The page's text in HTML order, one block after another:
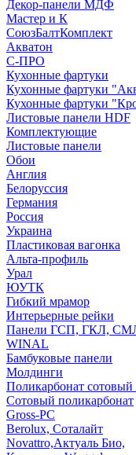
Декор-панели МДФ
Мастер и К
СоюзБалтКомплект
Акватон
С-ПРО
Кухонные фартуки
Кухонные фартуки
Кухонные фартуки
Листовые панели HDF
Комплектующие
Листовые панели
Обои
Англия
Белоруссия
Германия
Россия
Украина
Пластиковая вагонка
Альта-профиль
Урал
ЮУТК
Гибкий мрамор
Интерьерные рейки
Панели ГСП, ГКЛ,
WINAL
Бамбуковые панели
Молдинги
Поликарбонат
Сотовый поликарбонат
Gross-PC
Berolux, Соталайт
Novattro,Актуаль Био,